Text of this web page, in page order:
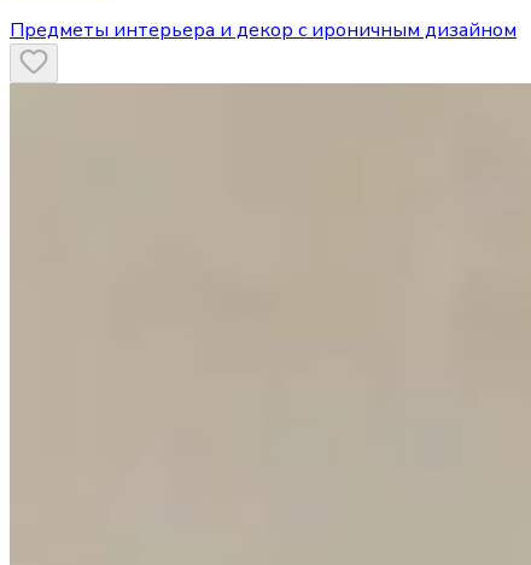
Предметы интерьера и декор с ироничным дизайном